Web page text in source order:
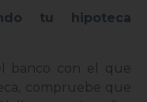
tu hipoteca
banco con el que
compruebe que